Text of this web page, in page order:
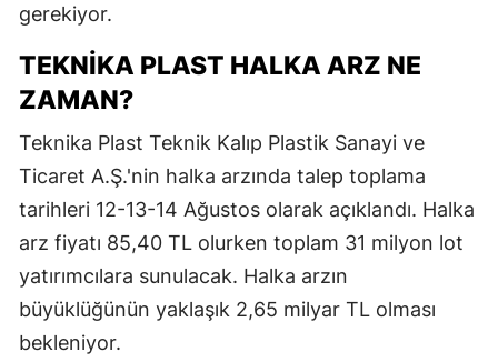
gerekiyor.
TEKNİKA PLAST HALKA ARZ NE
ZAMAN?
Teknika Plast Teknik Kalıp Plastik Sanayi ve
Ticaret A.Ş.'nin halka arzında talep toplama
tarihleri 12-13-14 Ağustos olarak açıklandı. Halka
arz fiyatı 85,40 TL olurken toplam 31 milyon lot
yatırımcılara sunulacak. Halka arzın
büyüklüğünün yaklaşık 2,65 milyar TL olması
bekleniyor.